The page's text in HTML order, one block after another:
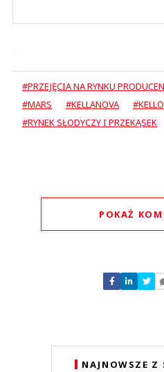
#PRZEJĘCIA NA RYNKU
#MARS
#KELLANOVA
#RYNEK SŁODYCZY I PRZEKĄSEK
POKAŻ
Nie znaleziono
Zostaw swoje
NAJNOWSZE Z